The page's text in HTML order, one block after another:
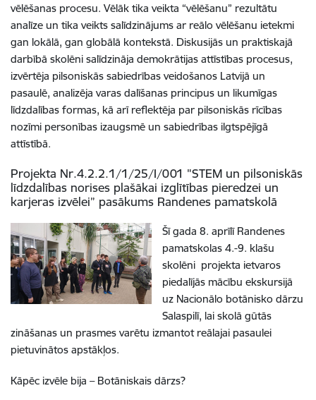
vēlēšanas procesu. Vēlāk tika veikta “vēlēšanu” rezultātu
analīze un tika veikts salīdzinājums ar reālo vēlēšanu ietekmi
gan lokālā, gan globālā kontekstā. Diskusijās un praktiskajā
darbībā skolēni salīdzināja demokrātijas attīstības procesus,
izvērtēja pilsoniskās sabiedrības veidošanos Latvijā un
pasaulē, analizēja varas dalīšanas principus un likumīgas
līdzdalības formas, kā arī reflektēja par pilsoniskās rīcības
nozīmi personības izaugsmē un sabiedrības ilgtspējīgā
attīstībā.
Projekta Nr.4.2.2.1/1/25/I/001 "STEM un pilsoniskās
līdzdalības norises plašākai izglītības pieredzei un
karjeras izvēlei” pasākums Randenes pamatskolā
Šī gada 8. aprīlī Randenes
pamatskolas 4.-9. klašu
skolēni projekta ietvaros
piedalījās mācību ekskursijā
uz Nacionālo botānisko dārzu
Salaspilī, lai skolā gūtās
zināšanas un prasmes varētu izmantot reālajai pasaulei
pietuvinātos apstākļos.
Kāpēc izvēle bija – Botāniskais dārzs?